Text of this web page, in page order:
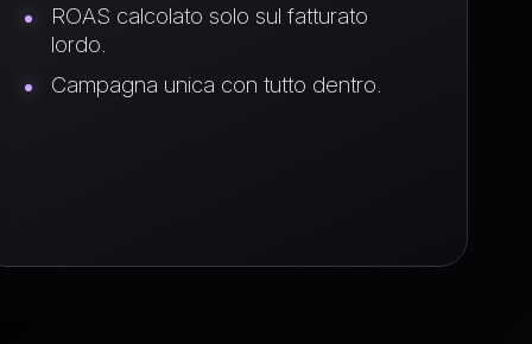
ROAS calcolato solo sul fatturato
lordo.
Campagna unica con tutto dentro.